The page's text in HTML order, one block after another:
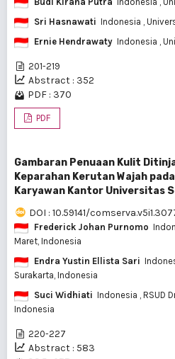
Sri Hasnawati Indonesia ,
Ernie Hendrawaty Indonesia ,
201-219
Abstract : 352
PDF : 370
PDF
Gambaran Penuaan Kulit
Keparahan Kerutan Wajah
Karyawan Kantor Universitas
DOI : 10.59141/
Frederick Johan Purnomo
Maret, Indonesia
Endra Yustin Ellista Sari
Surakarta, Indonesia
Suci Widhiati Indonesia , RSUD
Indonesia
220-227
Abstract : 583